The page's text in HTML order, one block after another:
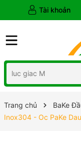
Tài khoản
Trang chủ BaKe
Inox304 - Oc PaKe